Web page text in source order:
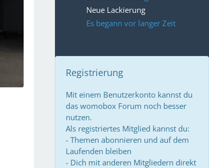
Neue Lackierung
Es begann vor langer Zeit
Registrierung
Mit einem Benutzerkonto kannst du
das womobox Forum noch besser
nutzen.
Als registriertes Mitglied kannst du:
- Themen abonnieren und auf dem
Laufenden bleiben
- Dich mit anderen Mitgliedern direkt